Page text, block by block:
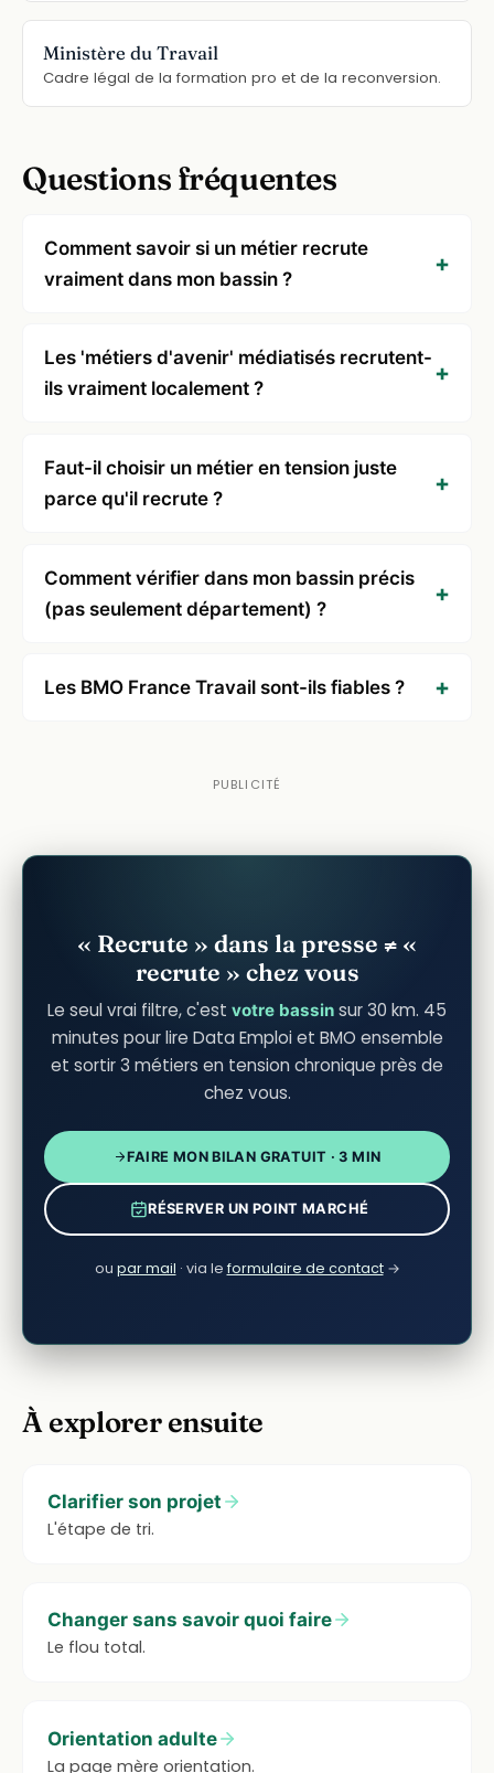
Ministère du Travail
Cadre légal de la formation pro et de la reconversion.
Questions fréquentes
Comment savoir si un métier recrute
vraiment dans mon bassin ?
Les 'métiers d'avenir' médiatisés recrutent-
ils vraiment localement ?
Faut-il choisir un métier en tension juste
parce qu'il recrute ?
Comment vérifier dans mon bassin précis
(pas seulement département) ?
Les BMO France Travail sont-ils fiables ?
« Recrute » dans la presse ≠ «
recrute » chez vous
Le seul vrai filtre, c'est votre bassin sur 30 km. 45
minutes pour lire Data Emploi et BMO ensemble
et sortir 3 métiers en tension chronique près de
chez vous.
FAIRE MON BILAN GRATUIT · 3 MIN
RÉSERVER UN POINT MARCHÉ
ou par mail · via le formulaire de contact→
À explorer ensuite
Clarifier son projet
L'étape de tri.
Changer sans savoir quoi faire
Le flou total.
Orientation adulte
La page mère orientation.